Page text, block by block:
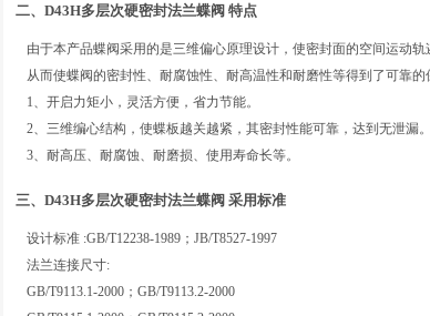
二、D43H多层次硬密封法兰蝶阀 特点
由于本产品蝶阀采用的是三维偏心原理设计，使密封面的空间运动
从而使蝶阀的密封性、耐腐蚀性、耐高温性和耐磨性等得到了可靠的
1、开启力矩小，灵活方便，省力节能。
2、三维编心结构，使蝶板越关越紧，其密封性能可靠，达到无泄漏。
3、耐高压、耐腐蚀、耐磨损、使用寿命长等。
三、D43H多层次硬密封法兰蝶阀 采用标准
设计标准 :GB/T12238-1989；JB/T8527-1997
法兰连接尺寸:
GB/T9113.1-2000；GB/T9113.2-2000